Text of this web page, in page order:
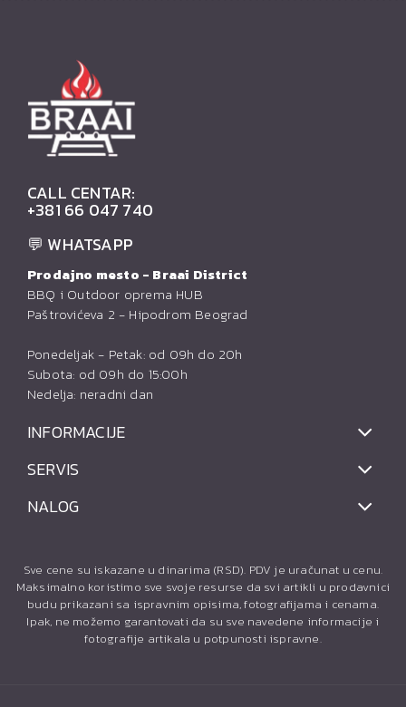
CALL CENTAR:
+381 66 047 740
💬 WHATSAPP
Prodajno mesto - Braai District
BBQ i Outdoor oprema HUB
Paštrovićeva 2 - Hipodrom Beograd
Ponedeljak - Petak: od 09h do 20h
Subota: od 09h do 15:00h
Nedelja: neradni dan
INFORMACIJE
SERVIS
NALOG
Sve cene su iskazane u dinarima (RSD). PDV je uračunat u cenu.
Maksimalno koristimo sve svoje resurse da svi artikli u prodavnici
budu prikazani sa ispravnim opisima, fotografijama i cenama.
Ipak, ne možemo garantovati da su sve navedene informacije i
fotografije artikala u potpunosti ispravne.